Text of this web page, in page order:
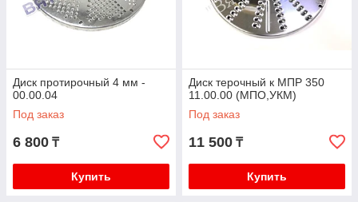
Диск протирочный 4 мм -
00.00.04
Под заказ
6 800 ₸
Купить
Диск терочный к МПР 350
11.00.00 (МПО,УКМ)
Под заказ
11 500 ₸
Купить